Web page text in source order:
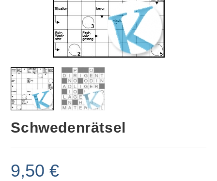
Schwedenrätsel
9,50€